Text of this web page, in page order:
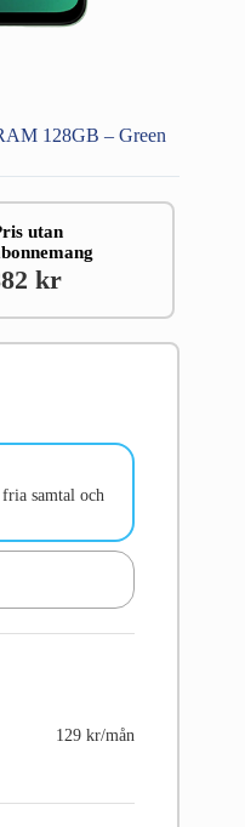
128GB – Green
utan
kr
samtal och
129 kr/mån